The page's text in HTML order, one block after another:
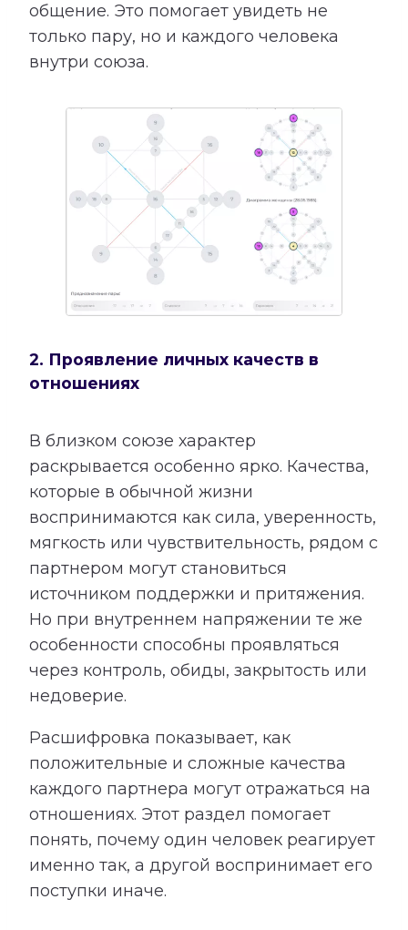
общение. Это помогает увидеть не
только пару, но и каждого человека
внутри союза.
2. Проявление личных качеств в
отношениях
В близком союзе характер
раскрывается особенно ярко. Качества,
которые в обычной жизни
воспринимаются как сила, уверенность,
мягкость или чувствительность, рядом с
партнером могут становиться
источником поддержки и притяжения.
Но при внутреннем напряжении те же
особенности способны проявляться
через контроль, обиды, закрытость или
недоверие.
Расшифровка показывает, как
положительные и сложные качества
каждого партнера могут отражаться на
отношениях. Этот раздел помогает
понять, почему один человек реагирует
именно так, а другой воспринимает его
поступки иначе.